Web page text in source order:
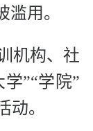
用。
机构、社
”“学院”
动。